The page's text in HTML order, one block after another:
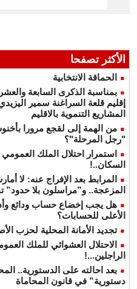
الأكثر تصفحا
الحماقة الانتخابية
بمناسبة الذكرى السابعة
إقليم قلعة السراغنة سمير
المشاريع التنموية بالاقليم
من الهمة إلى لقجع مرورا
"رجل المرحلة"؟
استمرار احتلال الملك
السكان..!
المرابط بعد الإفراج عنه: لا
المزعجة.. و”مراسلون بلا حدود”
هل يجب إخضاع حساب ودائع
الأعلى للحسابات؟
تجديد الأمانة المحلية لحزب
الاحتلال العشوائي للملك
الراجلين...!
دستورية” في قانون المحاماة